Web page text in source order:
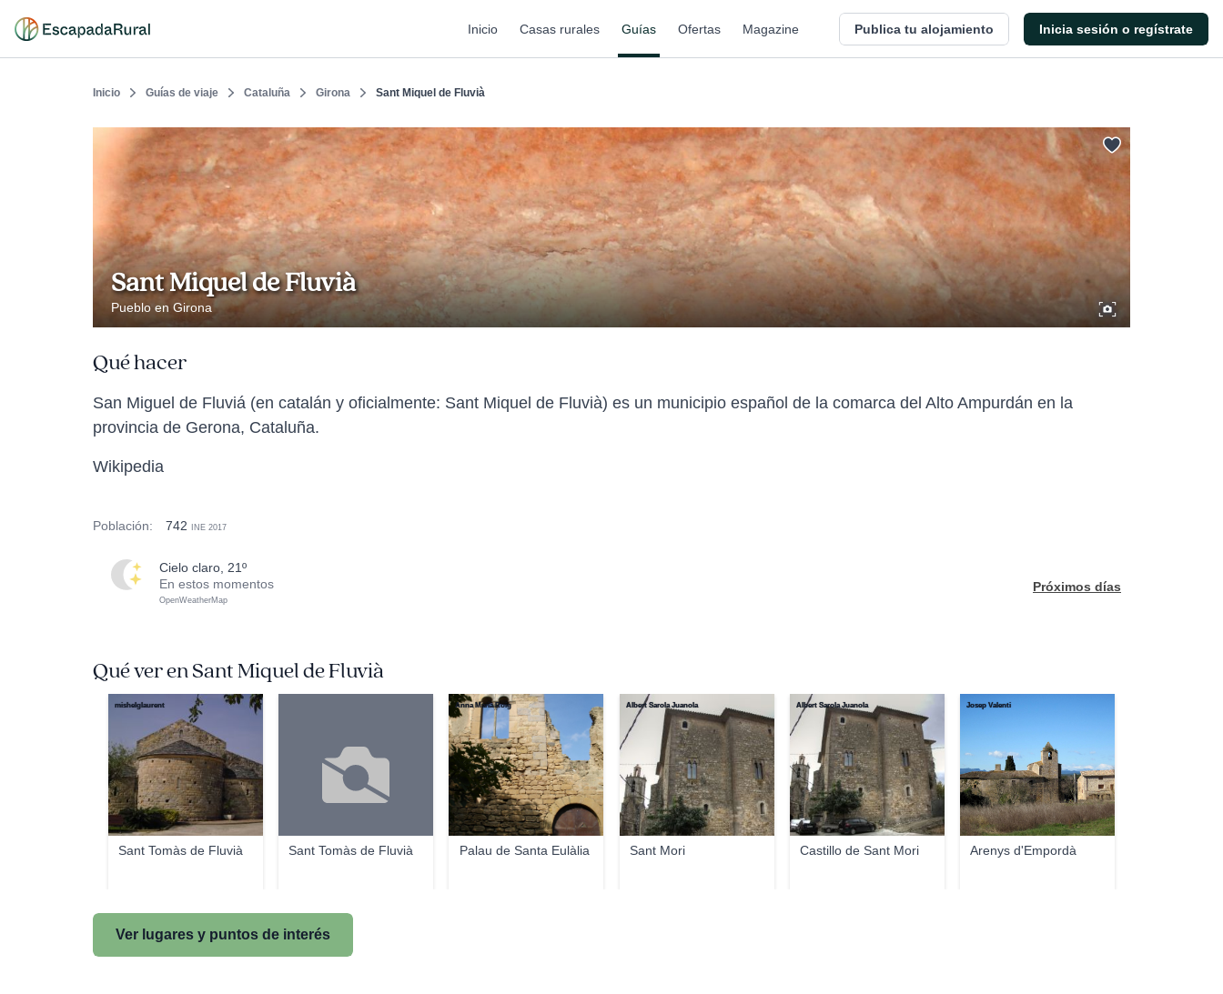
Inicio Casas rurales Guías Ofertas Magazine Publica tu alojamiento Inicia sesión o regístrate
Inicio Guías de viaje Cataluña Girona Sant Miquel de Fluvià
Sant Miquel de Fluvià
Pueblo en Girona
Qué hacer
San Miguel de Fluviá (en catalán y oficialmente: Sant Miquel de Fluvià) es un municipio español de la comarca del Alto Ampurdán en la
provincia de Gerona, Cataluña.
Wikipedia
Población: 742 INE 2017
cielo claro, 21º
En estos momentos
OpenWeatherMap
Próximos días
Qué ver en Sant Miquel de Fluvià
Sant Tomàs de Fluvià
mishelglaurent
Sant Tomàs de Fluvià Palau de Santa Eulàlia
Anna Maria Roig
Sant Mori
Albert Sarola Juanola
Castillo de Sant Mori
Albert Sarola Juanola
Arenys d'Empordà
Josep Valenti
Ver lugares y puntos de interés